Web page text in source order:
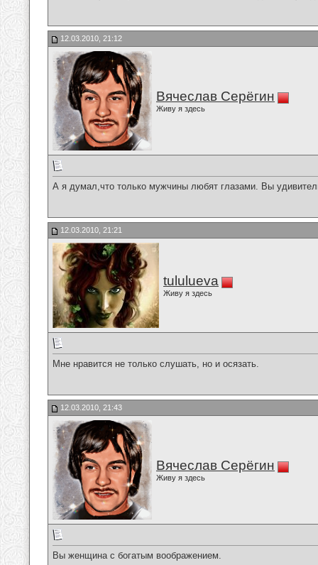
12.03.2010, 21:12
Вячеслав Серёгин
Живу я здесь
А я думал,что только мужчины любят глазами. Вы
12.03.2010, 21:21
tululueva
Живу я здесь
Мне нравится не только слушать, но и осязать.
12.03.2010, 21:43
Вячеслав Серёгин
Живу я здесь
Вы женщина с богатым воображением.